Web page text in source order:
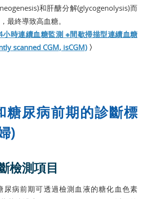
和肝醣分解(glycogenolysis)而
最終導致高血糖。
小時連續血糖監測 ※間歇掃描型連續血糖
scanned CGM, isCGM)〉
糖尿病前期的診斷標
)
檢測項目
尿病前期可透過檢測血液的糖化血色素